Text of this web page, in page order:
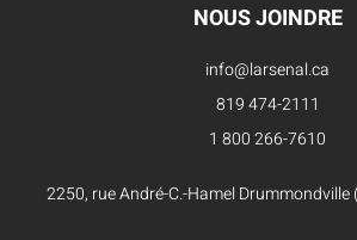
NOUS JOINDRE
info@larsenal.ca
819 474-2111
1 800 266-7610
2250, rue André-C.-Hamel Drummondville